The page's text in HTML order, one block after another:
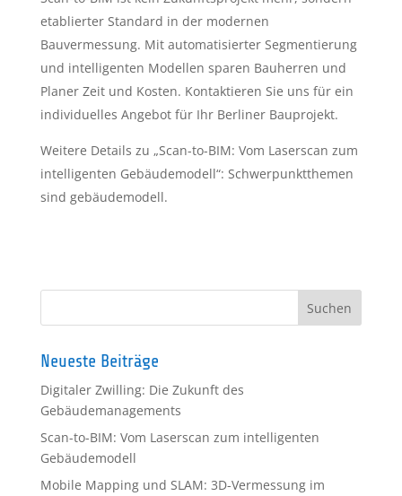
etablierter Standard in der modernen
Bauvermessung. Mit automatisierter Segmentierung
und intelligenten Modellen sparen Bauherren und
Planer Zeit und Kosten. Kontaktieren Sie uns für ein
individuelles Angebot für Ihr Berliner Bauprojekt.
Weitere Details zu „Scan-to-BIM: Vom Laserscan zum
intelligenten Gebäudemodell“: Schwerpunktthemen
sind gebäudemodell.
Neueste Beiträge
Digitaler Zwilling: Die Zukunft des
Gebäudemanagements
Scan-to-BIM: Vom Laserscan zum intelligenten
Gebäudemodell
Mobile Mapping und SLAM: 3D-Vermessung im